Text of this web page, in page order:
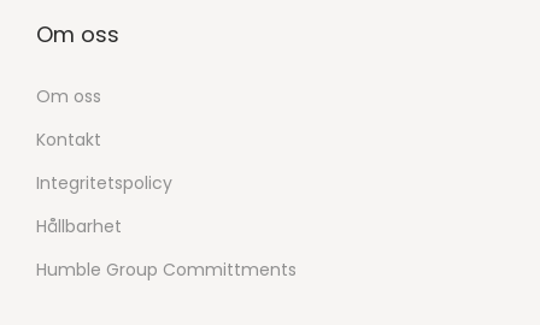
Om oss
Om oss
Kontakt
Integritetspolicy
Hållbarhet
Humble Group Committments